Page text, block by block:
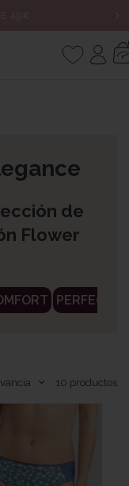
de
Flower
PERFECT
10 productos